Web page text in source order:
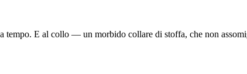
tempo. E al collo — un morbido collare di stoffa, che non